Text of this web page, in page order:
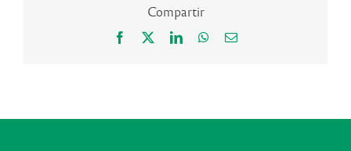
Compartir
Facebook LinkedInWhatsApp
Correo